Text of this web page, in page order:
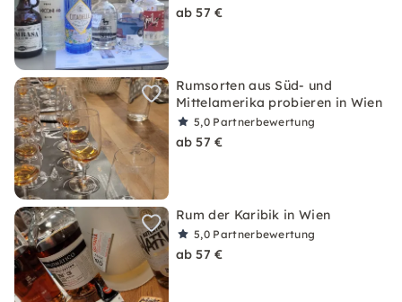
ab 57 €
Rumsorten aus Süd- und
Mittelamerika probieren in Wien
5,0 Partnerbewertung
ab 57 €
Rum der Karibik in Wien
5,0 Partnerbewertung
ab 57 €